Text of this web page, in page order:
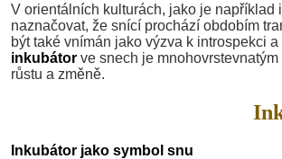
V orientálních kulturách, jako je například
naznačovat, že snící prochází obdobím
být také vnímán jako výzva k introspekci
inkubátor ve snech je
růstu a změně.
Inkubátor jako symbol snu